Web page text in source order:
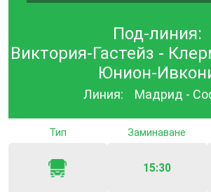
Под-линия:
Виктория-Гастейз -
Юнион-
Линия: Мадрид -
Тип Заминаване
15:30